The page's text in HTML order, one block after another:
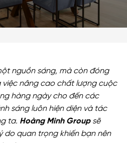
nguồn sáng, mà còn đóng
nâng cao chất lượng cuộc
hàng ngày cho đến các
sáng luôn hiện diện và tác
ta. Hoàng Minh Groupsẽ
do quan trọng khiến bạn nên